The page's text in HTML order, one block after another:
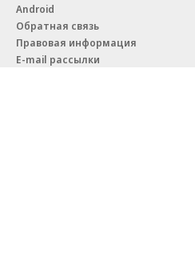
Android
Обратная связь
Правовая информация
E-mail рассылки